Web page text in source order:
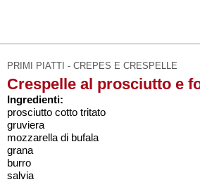
PRIMI PIATTI - CREPES E CRESPELLE
Crespelle al prosciutto e
Ingredienti:
prosciutto cotto tritato
gruviera
mozzarella di bufala
grana
burro
salvia